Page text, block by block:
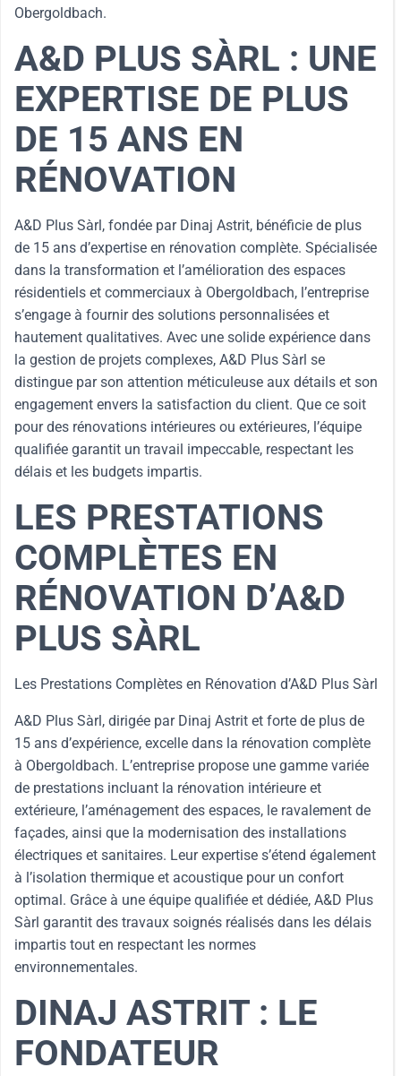
Obergoldbach.
A&D PLUS SÀRL : UNE
EXPERTISE DE PLUS
DE 15 ANS EN
RÉNOVATION
A&D Plus Sàrl, fondée par Dinaj Astrit, bénéficie de plus
de 15 ans d’expertise en rénovation complète. Spécialisée
dans la transformation et l’amélioration des espaces
résidentiels et commerciaux à Obergoldbach, l’entreprise
s’engage à fournir des solutions personnalisées et
hautement qualitatives. Avec une solide expérience dans
la gestion de projets complexes, A&D Plus Sàrl se
distingue par son attention méticuleuse aux détails et son
engagement envers la satisfaction du client. Que ce soit
pour des rénovations intérieures ou extérieures, l’équipe
qualifiée garantit un travail impeccable, respectant les
délais et les budgets impartis.
LES PRESTATIONS
COMPLÈTES EN
RÉNOVATION D’A&D
PLUS SÀRL
Les Prestations Complètes en Rénovation d’A&D Plus Sàrl
A&D Plus Sàrl, dirigée par Dinaj Astrit et forte de plus de
15 ans d’expérience, excelle dans la rénovation complète
à Obergoldbach. L’entreprise propose une gamme variée
de prestations incluant la rénovation intérieure et
extérieure, l’aménagement des espaces, le ravalement de
façades, ainsi que la modernisation des installations
électriques et sanitaires. Leur expertise s’étend également
à l’isolation thermique et acoustique pour un confort
optimal. Grâce à une équipe qualifiée et dédiée, A&D Plus
Sàrl garantit des travaux soignés réalisés dans les délais
impartis tout en respectant les normes
environnementales.
DINAJ ASTRIT : LE
FONDATEUR